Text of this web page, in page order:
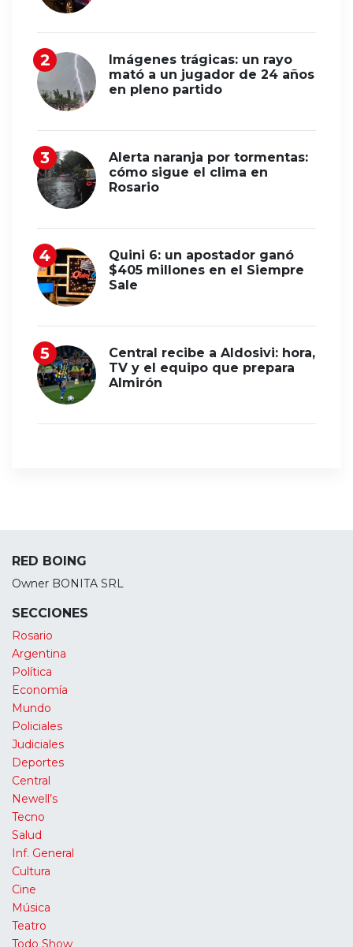
Imágenes trágicas: un rayo
mató a un jugador de 24 años
en pleno partido
Alerta naranja por tormentas:
cómo sigue el clima en
Rosario
Quini 6: un apostador ganó
$405 millones en el Siempre
Sale
Central recibe a Aldosivi: hora,
TV y el equipo que prepara
Almirón
RED BOING
Owner BONITA SRL
SECCIONES
Rosario
Argentina
Política
Economía
Mundo
Policiales
Judiciales
Deportes
Central
Newell’s
Tecno
Salud
Inf. General
Cultura
Cine
Música
Teatro
Todo Show